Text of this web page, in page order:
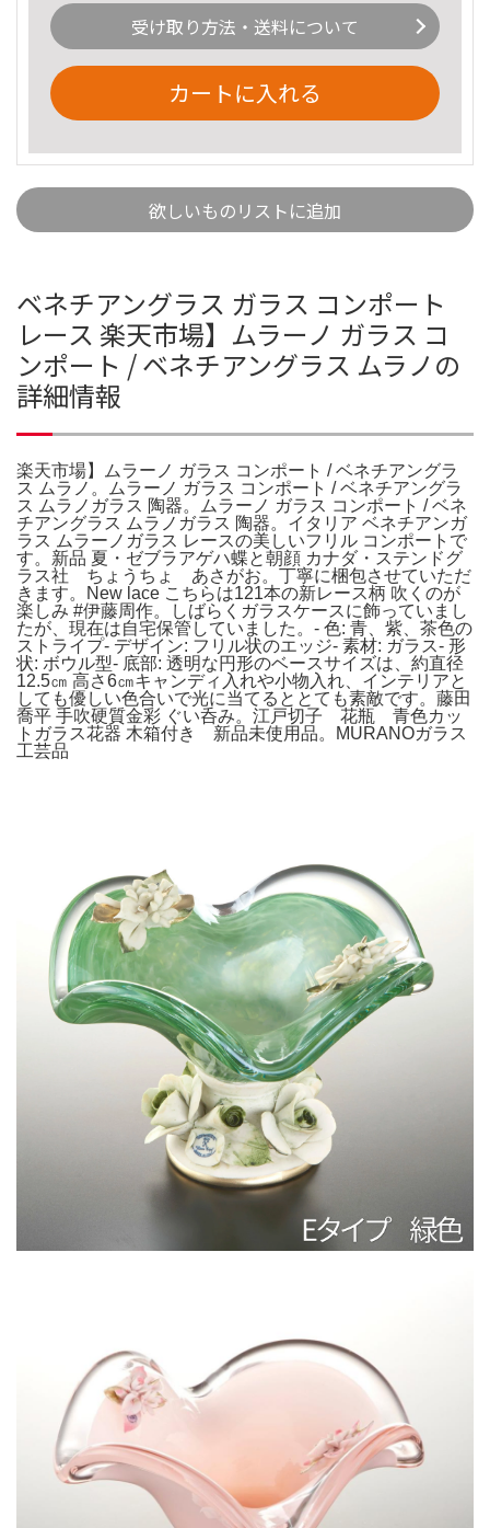
受け取り方法・送料について
カートに入れる
欲しいものリストに追加
ベネチアングラス ガラス コンポート
レース 楽天市場】ムラーノ ガラス コ
ンポート / ベネチアングラス ムラノの
詳細情報
楽天市場】ムラーノ ガラス コンポート / ベネチアングラ
ス ムラノ。ムラーノ ガラス コンポート / ベネチアングラ
ス ムラノガラス 陶器。ムラーノ ガラス コンポート / ベネ
チアングラス ムラノガラス 陶器。イタリア ベネチアンガ
ラス ムラーノガラス レースの美しいフリル コンポートで
す。新品 夏・ゼブラアゲハ蝶と朝顔 カナダ・ステンドグ
ラス社 ちょうちょ あさがお。丁寧に梱包させていただ
きます。New lace こちらは121本の新レース柄 吹くのが
楽しみ #伊藤周作。しばらくガラスケースに飾っていまし
たが、現在は自宅保管していました。- 色: 青、紫、茶色の
ストライプ- デザイン: フリル状のエッジ- 素材: ガラス- 形
状: ボウル型- 底部: 透明な円形のベースサイズは、約直径
12.5㎝ 高さ6㎝キャンディ入れや小物入れ、インテリアと
しても優しい色合いで光に当てるととても素敵です。藤田
喬平 手吹硬質金彩 ぐい呑み。江戸切子 花瓶 青色カッ
トガラス花器 木箱付き 新品未使用品。MURANOガラス
工芸品